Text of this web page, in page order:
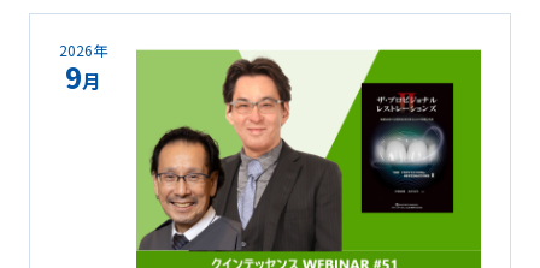
2026年
9月